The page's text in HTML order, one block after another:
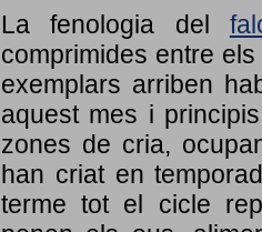
La fenologia del
comprimides entre
exemplars arriben
aquest mes i
zones de cria,
han criat en
terme tot el cicle